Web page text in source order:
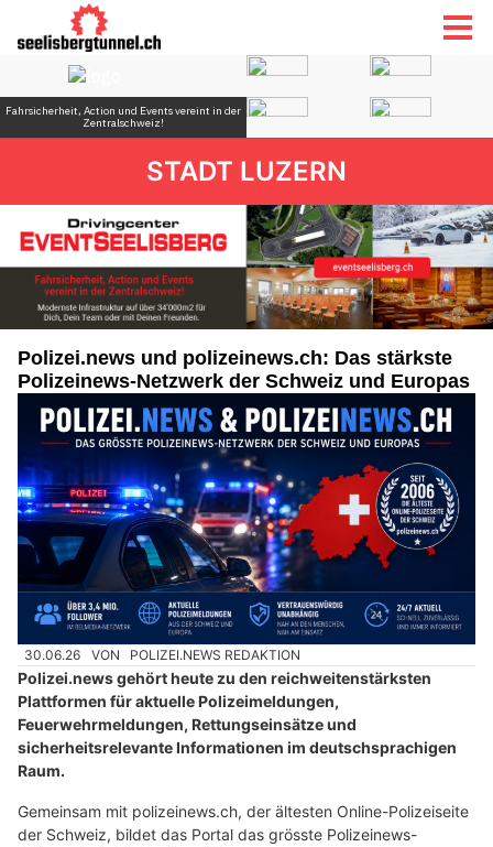
STADT LUZERN
Polizei.news und polizeinews.ch: Das stärkste
Polizeinews-Netzwerk der Schweiz und Europas
30.06.26 VON POLIZEI.NEWS REDAKTION
Polizei.news gehört heute zu den reichweitenstärksten
Plattformen für aktuelle Polizeimeldungen,
Feuerwehrmeldungen, Rettungseinsätze und
sicherheitsrelevante Informationen im deutschsprachigen
Raum.
Gemeinsam mit polizeinews.ch, der ältesten Online-Polizeiseite
der Schweiz, bildet das Portal das grösste Polizeinews-